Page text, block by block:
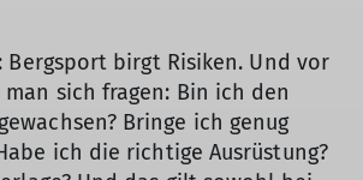
Bergsport birgt Risiken. Und vor
man sich fragen: Bin ich den
Bringe ich genug
ich die richtige Ausrüstung?